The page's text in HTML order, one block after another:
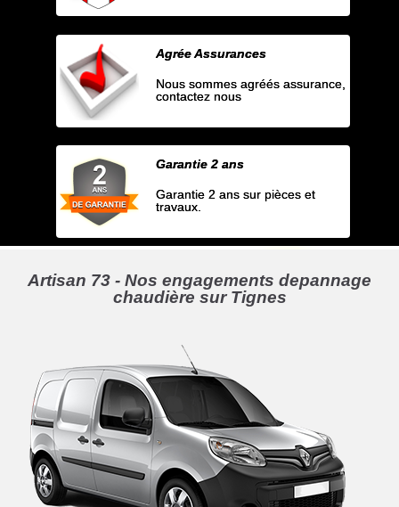
Agrée Assurances
Nous sommes agréés assurance,
contactez nous
Garantie 2 ans
Garantie 2 ans sur pièces et
travaux.
Artisan 73 - Nos engagements depannage
chaudière sur Tignes